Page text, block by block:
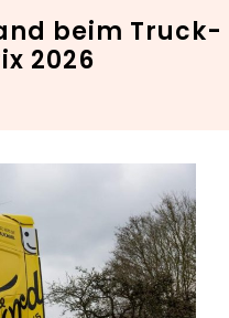
beim Truck-
2026